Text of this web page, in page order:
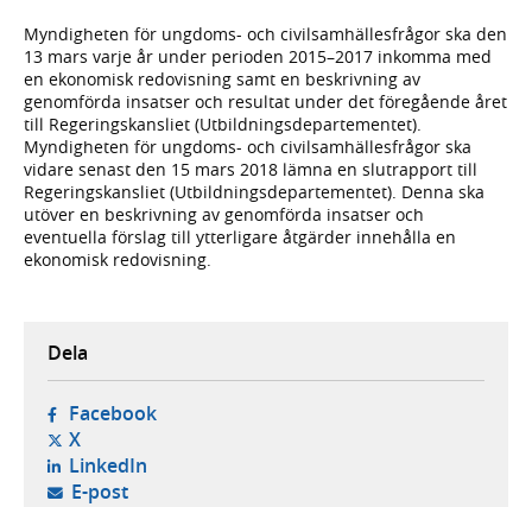
Myndigheten för ungdoms- och civilsamhällesfrågor ska den
13 mars varje år under perioden 2015–2017 inkomma med
en ekonomisk redovisning samt en beskrivning av
genomförda insatser och resultat under det föregående året
till Regeringskansliet (Utbildningsdepartementet).
Myndigheten för ungdoms- och civilsamhällesfrågor ska
vidare senast den 15 mars 2018 lämna en slutrapport till
Regeringskansliet (Utbildningsdepartementet). Denna ska
utöver en beskrivning av genomförda insatser och
eventuella förslag till ytterligare åtgärder innehålla en
ekonomisk redovisning.
Dela
Facebook- öppnas i ny flik, extern webbplats,
X- öppnas i ny flik, extern webbplats,
LinkedIn- öppnas i ny flik, extern webbplats,
E-post- öppnar din e-postklient,